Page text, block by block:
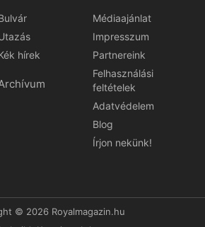
hírek
Médiaajánlat
Impresszum
Partnereink
Felhasználási
feltételek
Adatvédelem
Blog
Írjon nekünk!
© 2026 Royalmagazin.hu